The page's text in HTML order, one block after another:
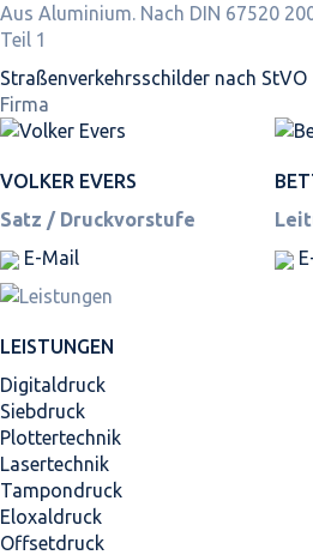
Aus Aluminium. Nach DIN 67520
Teil 1
Straßen­verkehrs­schilder nach StVO
Firma
VOLKER EVERS
Satz / Druckvorstufe
E-Mail
LEISTUNGEN
Digitaldruck
Siebdruck
Plottertechnik
Lasertechnik
Tampondruck
Eloxaldruck
Offsetdruck